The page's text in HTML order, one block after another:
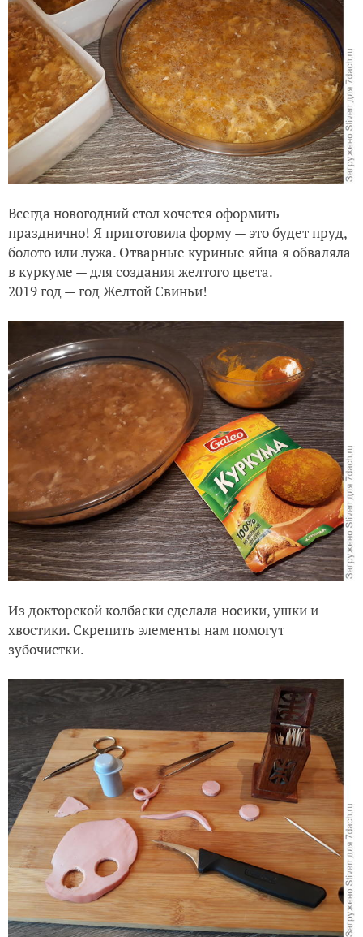
Всегда новогодний стол хочется оформить
празднично! Я приготовила форму — это будет пруд,
болото или лужа. Отварные куриные яйца я обваляла
в куркуме — для создания желтого цвета.
2019 год — год Желтой Свиньи!
Из докторской колбаски сделала носики, ушки и
хвостики. Скрепить элементы нам помогут
зубочистки.